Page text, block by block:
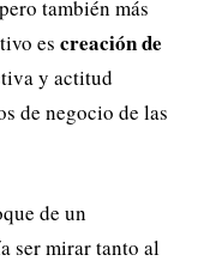
también más
es creación de
y actitud
de negocio de las
de un
ser mirar tanto al